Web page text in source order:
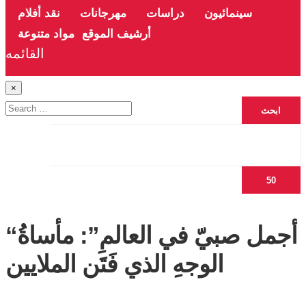
نقد أفلام
مهرجانات دراسات
سينمائيون
مواد متنوعة
أرشيف الموقع
القائمه
×
Search
“أجمل صبيّ في العالمِ”: مأساةُ
الوجهِ الذي فَتَن الملايين